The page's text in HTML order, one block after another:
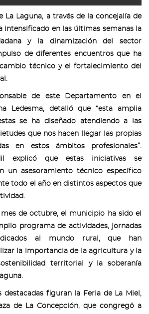
La Laguna, a través de la concejalía de
intensificado en las últimas semanas la
y la dinamización del sector
de diferentes encuentros que ha
técnico y el fortalecimiento del
de este Departamento en el
Ledesma, detalló que “esta amplia
se ha diseñado atendiendo a las
que nos hacen llegar las propias
en estos ámbitos profesionales”.
explicó que estas iniciativas se
un asesoramiento técnico específico
todo el año en distintos aspectos que
de octubre, el municipio ha sido el
programa de actividades, jornadas
al mundo rural, que han
la importancia de la agricultura y la
territorial y la soberanía
destacadas figuran la Feria de La Miel,
de La Concepción, que congregó a